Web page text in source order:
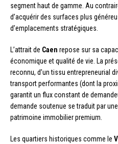
segment haut de gamme. Au
d’acquérir des surfaces plus
d’emplacements stratégiques.
L’attrait de Caen repose sur sa
économique et qualité de vie. La
reconnu, d’un tissu entrepreneurial
transport performantes (dont la
garantit un flux constant de
demande soutenue se traduit par
patrimoine immobilier premium.
Les quartiers historiques comme le